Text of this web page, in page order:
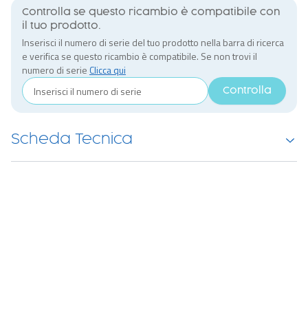
Controlla se questo ricambio è compatibile con
il tuo prodotto.
Inserisci il numero di serie del tuo prodotto nella barra di ricerca
e verifica se questo ricambio è compatibile. Se non trovi il
numero di serie Clicca qui
Controlla
Scheda Tecnica